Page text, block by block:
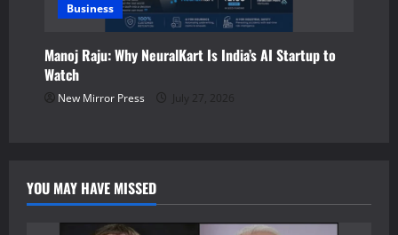
Business
Manoj Raju: Why NeuralKart Is India’s AI Startup to
Watch
New Mirror Press July 27, 2026
YOU MAY HAVE MISSED